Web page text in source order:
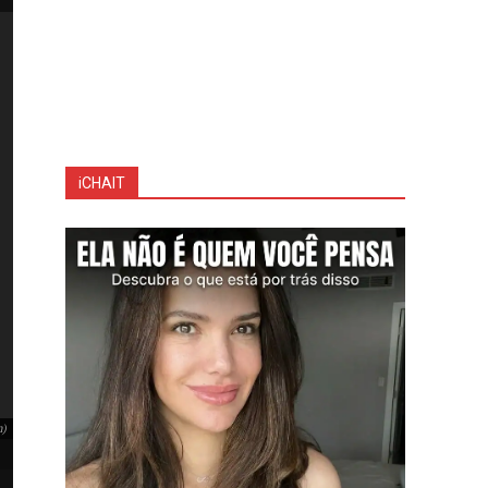
Gracyanne Barbosa revela, com bom humor, planos para remover tatuagem
Gracyanne Barbosa revela, com bom humor, planos para remover
(Foto: Instagram)
iCHAIT